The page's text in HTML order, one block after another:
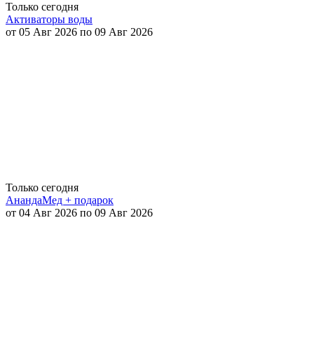
Только сегодня
Активаторы воды
от 05 Авг 2026 по 09 Авг 2026
Только сегодня
АнандаМед + подарок
от 04 Авг 2026 по 09 Авг 2026